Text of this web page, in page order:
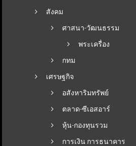
สังคม
ศาสนา-วัฒนธรรม
พระเครื่อง
กทม
เศรษฐกิจ
อสังหาริมทรัพย์
ตลาด-ซีเอสอาร์
หุ้น-กองทุนรวม
การเงิน การธนาคาร